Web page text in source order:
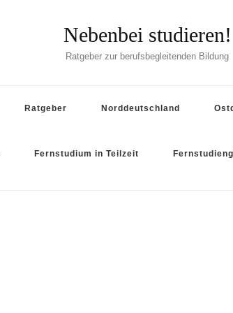
Nebenbei studieren!
Ratgeber zur berufsbegleitenden Bildung
Ratgeber Norddeutschland
Fernstudium in Teilzeit